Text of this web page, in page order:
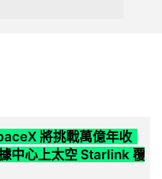
將挑戰萬億年收
中心上太空 Starlink 覆